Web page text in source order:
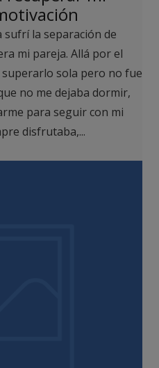
sufrí la separación de
mi pareja. Allá por el
superarlo sola pero no fue
no me dejaba dormir,
para seguir con mi
disfrutaba,...